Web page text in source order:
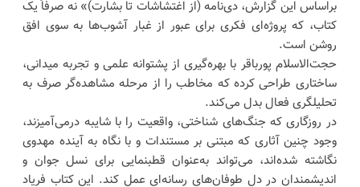
براساس این گزارش، دی‌نامه (از اغتشاشات تا بشارت)» نه صرفاً یک
کتاب، که پروژه‌ای فکری برای عبور از غبار آشوب‌ها به سوی افق
روشن است.
حجت‌الاسلام پورباقر با بهره‌گیری از پشتوانه علمی و تجربه میدانی،
ساختاری طراحی کرده که مخاطب را از مرحله مشاهده‌گر صرف به
تحلیلگری فعال بدل می‌کند.
در روزگاری که جنگ‌های شناختی، واقعیت را با شایبه درمی‌آمیزند،
وجود چنین آثاری که مبتنی بر مستندات و با نگاه به آینده مهدوی
نگاشته شده‌اند، می‌تواند به‌عنوان قطبنمایی برای نسل جوان و
اندیشمندان در دل طوفان‌های رسانه‌ای عمل کند. این کتاب فریاد